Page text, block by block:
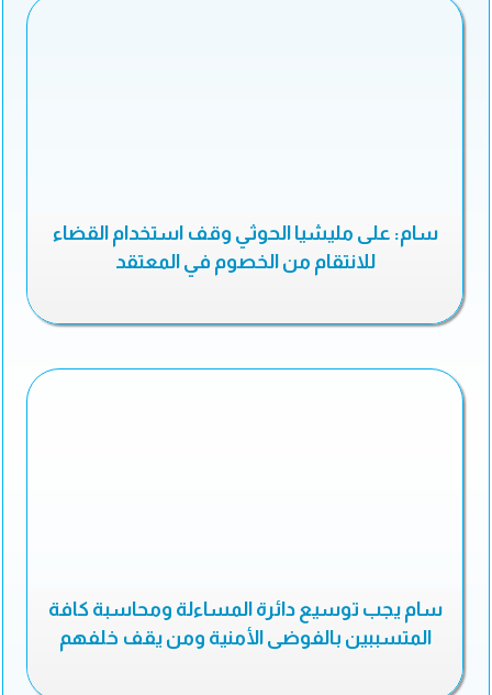
سام: على مليشيا الحوثي وقف استخدام القضاء
للانتقام من الخصوم في المعتقد
سام يجب توسيع دائرة المساءلة ومحاسبة كافة
المتسببين بالفوضى الأمنية ومن يقف خلفهم